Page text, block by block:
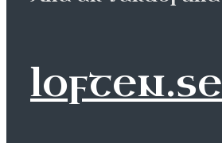
loften.se